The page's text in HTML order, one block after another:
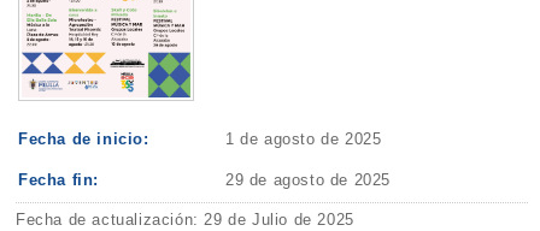
Fecha de inicio: 1 de agosto de 2025
Fecha fin: 29 de agosto de 2025
Fecha de actualización: 29 de Julio de 2025